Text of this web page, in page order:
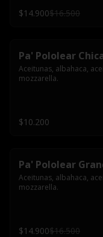
$14.900$16.500
Pa' Pololear
Aceitunas, albahaca,
mozzarella.
$10.200
Pa' Pololear
Aceitunas, albahaca,
mozzarella.
$14.900$16.500